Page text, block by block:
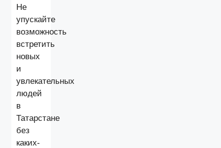
Не
упускайте
возможность
встретить
новых
и
увлекательных
людей
в
Татарстане
без
каких-